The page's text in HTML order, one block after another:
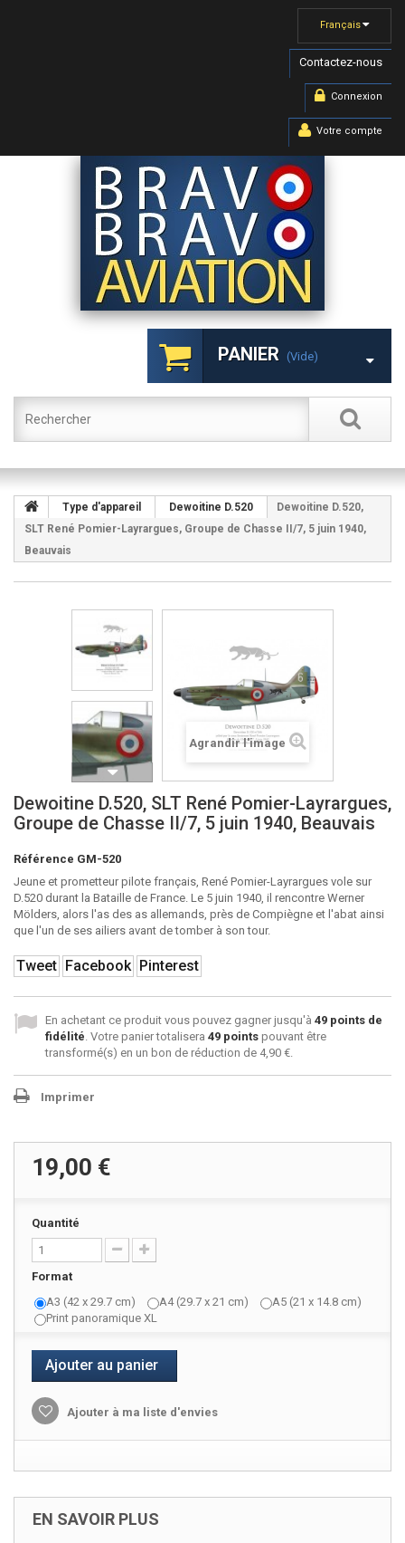
Français
Contactez-nous
Connexion
Votre compte
PANIER (vide)
Type d'appareil Dewoitine D.520
Dewoitine D.520,
SLT René Pomier-Layrargues, Groupe de Chasse II/7, 5 juin 1940,
Beauvais
Agrandir l'image
Dewoitine D.520, SLT René Pomier-Layrargues,
Groupe de Chasse II/7, 5 juin 1940, Beauvais
Référence GM-520
Jeune et prometteur pilote français, René Pomier-Layrargues vole sur
D.520 durant la Bataille de France. Le 5 juin 1940, il rencontre Werner
Mölders, alors l'as des as allemands, près de Compiègne et l'abat ainsi
que l'un de ses ailiers avant de tomber à son tour.
Tweet Facebook Pinterest
En achetant ce produit vous pouvez gagner jusqu'à 49 points de
fidélité. Votre panier totalisera 49 points pouvant être
transformé(s) en un bon de réduction de 4,90 €.
Imprimer
19,00 €
Quantité
Format
A3 (42 x 29.7 cm)
A4 (29.7 x 21 cm)
A5 (21 x 14.8 cm)
Print panoramique XL
Ajouter au panier
Ajouter à ma liste d'envies
EN SAVOIR PLUS